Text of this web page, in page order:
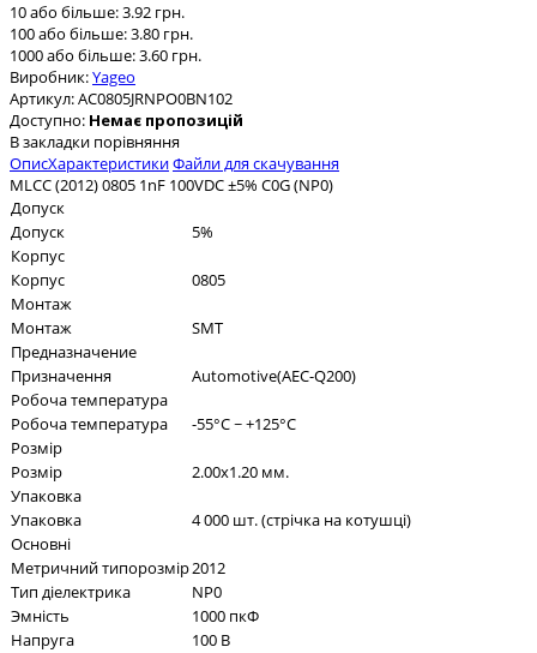
10 або більше: 3.92 грн.
100 або більше: 3.80 грн.
1000 або більше: 3.60 грн.
Виробник:Yageo
Артикул:AC0805JRNPO0BN102
Доступно: Немає пропозицій
В закладки порівняння
ОписХарактеристикиФайли для скачування
MLCC (2012) 0805 1nF 100VDC ±5% C0G (NP0)
Допуск
Допуск
5%
Корпус
Корпус
0805
Монтаж
Монтаж
SMT
Предназначение
Призначення
Automotive(AEC-Q200)
Робоча температура
Робоча температура
-55°C ~ +125°C
Розмір
Розмір
2.00x1.20 мм.
Упаковка
Упаковка
4 000 шт. (стрічка на котушці)
Основні
Метричний типорозмір2012
Тип діелектрика
NP0
Эмність
1000 пкФ
Напруга
100 В